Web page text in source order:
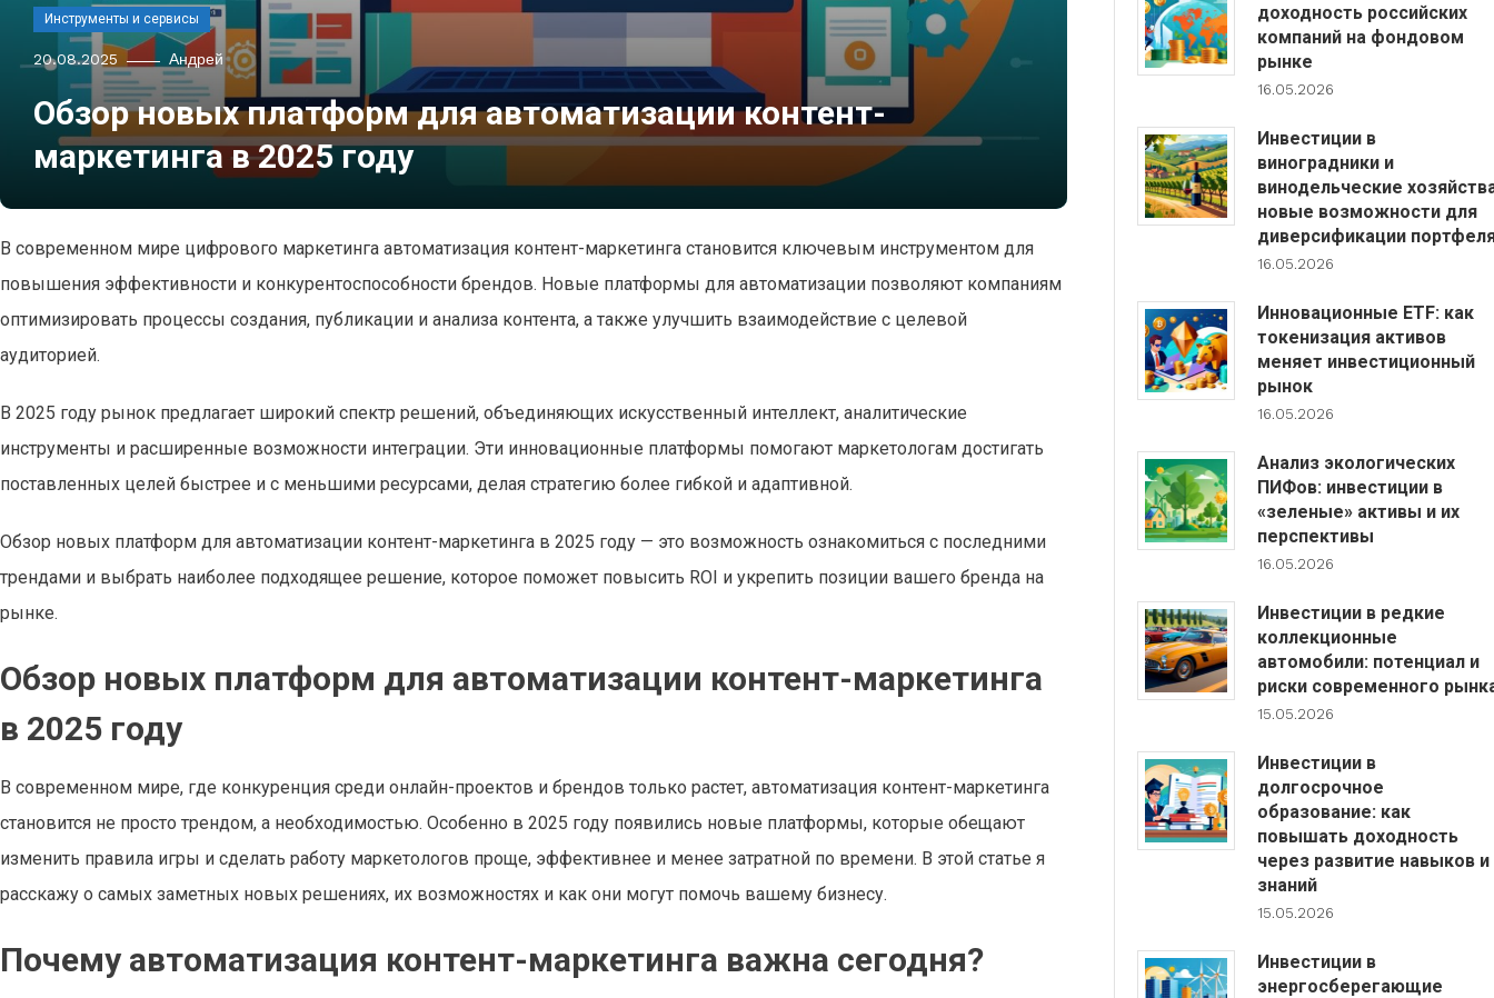
Инструменты и сервисы
20.08.2025 Андрей
Обзор новых платформ для автоматизации контент-
маркетинга в 2025 году
В современном мире цифрового маркетинга автоматизация контент-маркетинга становится ключевым инструментом для
повышения эффективности и конкурентоспособности брендов. Новые платформы для автоматизации позволяют компаниям
оптимизировать процессы создания, публикации и анализа контента, а также улучшить взаимодействие с целевой
аудиторией.
В 2025 году рынок предлагает широкий спектр решений, объединяющих искусственный интеллект, аналитические
инструменты и расширенные возможности интеграции. Эти инновационные платформы помогают маркетологам достигать
поставленных целей быстрее и с меньшими ресурсами, делая стратегию более гибкой и адаптивной.
Обзор новых платформ для автоматизации контент-маркетинга в 2025 году — это возможность ознакомиться с последними
трендами и выбрать наиболее подходящее решение, которое поможет повысить ROI и укрепить позиции вашего бренда на
рынке.
Обзор новых платформ для автоматизации контент-маркетинга
в 2025 году
В современном мире, где конкуренция среди онлайн-проектов и брендов только растет, автоматизация контент-маркетинга
становится не просто трендом, а необходимостью. Особенно в 2025 году появились новые платформы, которые обещают
изменить правила игры и сделать работу маркетологов проще, эффективнее и менее затратной по времени. В этой статье я
расскажу о самых заметных новых решениях, их возможностях и как они могут помочь вашему бизнесу.
Почему автоматизация контент-маркетинга важна сегодня?
доходность российских
компаний на фондовом
рынке
16.05.2026
Инвестиции в
виноградники и
винодельческие
новые возможности для
диверсификации
16.05.2026
Инновационные ETF: как
токенизация активов
меняет инвестиционный
рынок
16.05.2026
Анализ экологических
ПИФов: инвестиции в
«зеленые» активы и их
перспективы
16.05.2026
Инвестиции в редкие
коллекционные
автомобили: потенциал и
риски современного
15.05.2026
Инвестиции в
долгосрочное
образование: как
повышать доходность
через развитие навыков и
знаний
15.05.2026
Инвестиции в
энергосберегающие